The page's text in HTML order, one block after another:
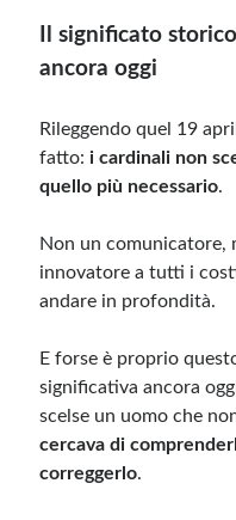
Il significato
ancora oggi
Rileggendo quel 19
fatto:i cardinali non
quello più necessario.
Non un comunicatore,
innovatore a tutti i
andare in profondità.
E forse è proprio
significativa ancora
scelse un uomo che
cercava di
correggerlo.